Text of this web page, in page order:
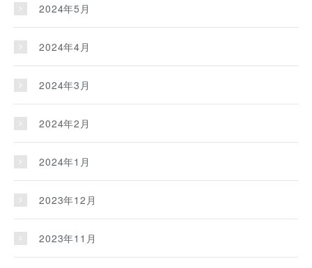
2024年5月
2024年4月
2024年3月
2024年2月
2024年1月
2023年12月
2023年11月